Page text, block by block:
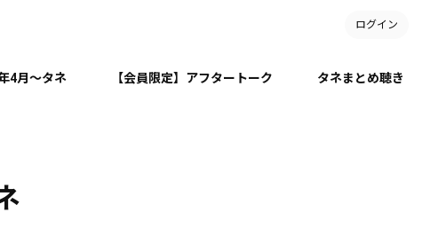
ログイン
4月～タネ 【会員限定】アフタートーク タネまとめ聴き